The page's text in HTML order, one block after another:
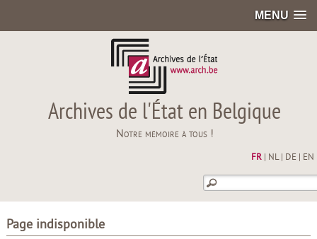
MENU
Archives de l'État en Belgique
Notre mémoire à tous !
FR| NL| DE EN
Page indisponible